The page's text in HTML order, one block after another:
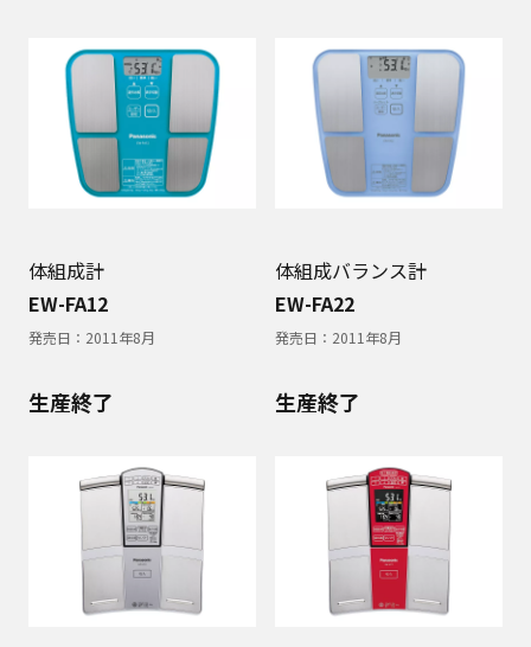
体組成計
EW-FA12
発売日： 2011年8月
体組成バランス計
EW-FA22
発売日： 2011年8月
生産終了 生産終了